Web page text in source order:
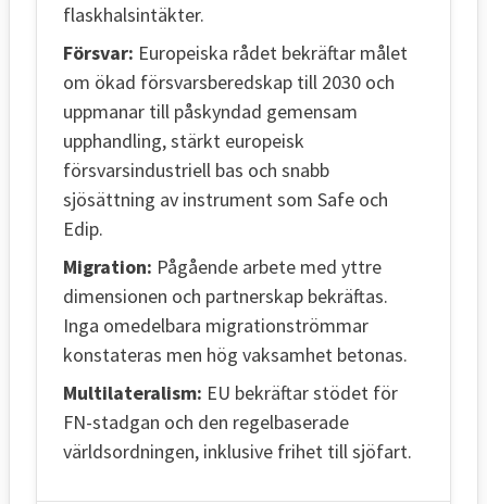
flaskhalsintäkter.
Försvar: Europeiska rådet bekräftar målet
om ökad försvarsberedskap till 2030 och
uppmanar till påskyndad gemensam
upphandling, stärkt europeisk
försvarsindustriell bas och snabb
sjösättning av instrument som Safe och
Edip.
Migration: Pågående arbete med yttre
dimensionen och partnerskap bekräftas.
Inga omedelbara migrationströmmar
konstateras men hög vaksamhet betonas.
Multilateralism: EU bekräftar stödet för
FN-stadgan och den regelbaserade
världsordningen, inklusive frihet till sjöfart.